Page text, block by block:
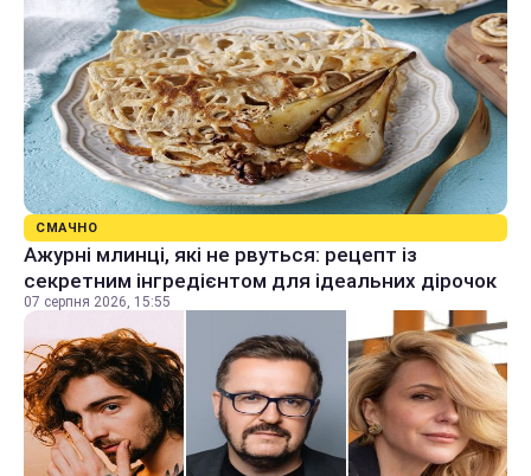
СМАЧНО
Ажурні млинці, які не рвуться: рецепт із
секретним інгредієнтом для ідеальних дірочок
07 серпня 2026, 15:55